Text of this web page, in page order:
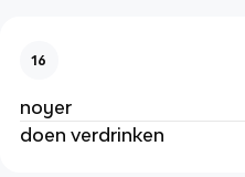
16
noyer
doen verdrinken